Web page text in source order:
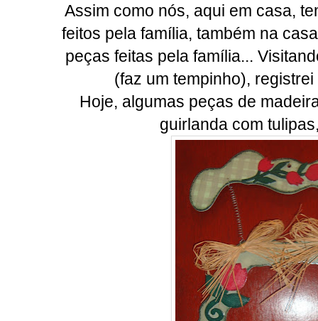
Assim como nós, aqui em casa,
feitos pela família, também na
peças feitas pela família...
(faz um tempinho),
Hoje, algumas peças de
guirlanda com